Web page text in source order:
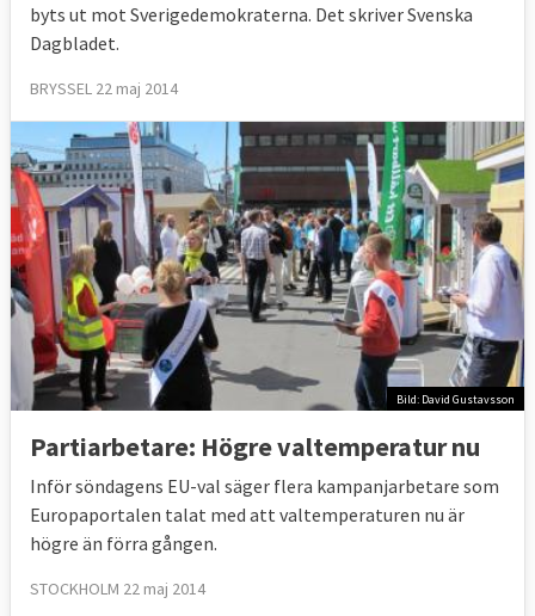
byts ut mot Sverigedemokraterna. Det skriver Svenska
Dagbladet.
BRYSSEL 22 maj 2014
Bild: David Gustavsson
Partiarbetare: Högre valtemperatur nu
Inför söndagens EU-val säger flera kampanjarbetare som
Europaportalen talat med att valtemperaturen nu är
högre än förra gången.
STOCKHOLM 22 maj 2014